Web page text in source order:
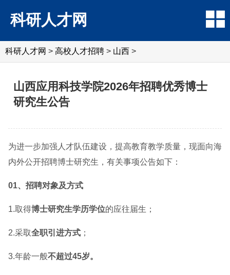
科研人才网
科研人才网 > 高校人才招聘 > 山西 >
山西应用科技学院2026年招聘优秀博士
研究生公告
为进一步加强人才队伍建设，提高教育教学质量，现面向海
内外公开招聘博士研究生，有关事项公告如下：
01、招聘对象及方式
1.取得博士研究生学历学位的应往届生；
2.采取全职引进方式 ；
3.年龄一般不超过45岁。